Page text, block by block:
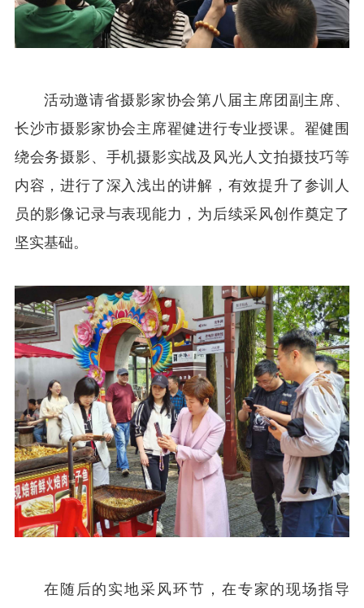
活动邀请省摄影家协会第八届主席团副主席、
长沙市摄影家协会主席翟健进行专业授课。翟健围
绕会务摄影、手机摄影实战及风光人文拍摄技巧等
内容，进行了深入浅出的讲解，有效提升了参训人
员的影像记录与表现能力，为后续采风创作奠定了
坚实基础。
在随后的实地采风环节，在专家的现场指导